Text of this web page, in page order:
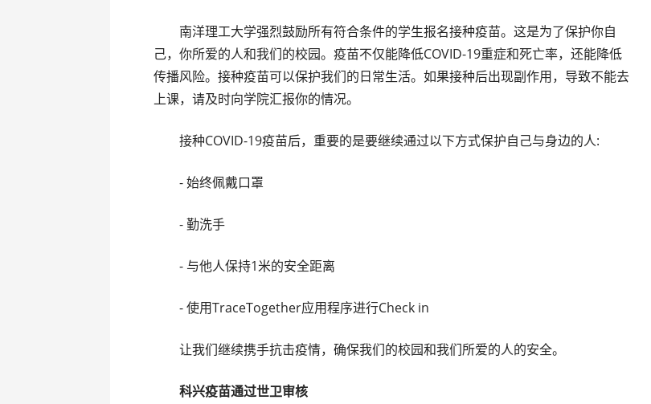
南洋理工大学强烈鼓励所有符合条件的学生报名接种疫苗。这是为了保护你自
己，你所爱的人和我们的校园。疫苗不仅能降低COVID-19重症和死亡率，还能降低
传播风险。接种疫苗可以保护我们的日常生活。如果接种后出现副作用，导致不能去
上课，请及时向学院汇报你的情况。
接种COVID-19疫苗后，重要的是要继续通过以下方式保护自己与身边的人:
- 始终佩戴口罩
- 勤洗手
- 与他人保持1米的安全距离
- 使用TraceTogether应用程序进行Check in
让我们继续携手抗击疫情，确保我们的校园和我们所爱的人的安全。
科兴疫苗通过世卫审核